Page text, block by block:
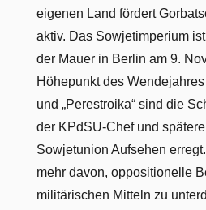
eigenen Land fördert
aktiv. Das Sowjetimperium ist
der Mauer in Berlin am 9.
Höhepunkt des Wendejahres
und „Perestroika“ sind die
der KPdSU-Chef und
Sowjetunion Aufsehen
mehr davon, oppositionelle
militärischen Mitteln zu